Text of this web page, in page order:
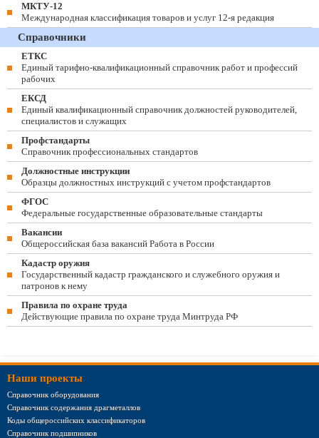
МКТУ-12
Международная классификация товаров и услуг 12-я редакция
Справочники
ЕТКС
Единый тарифно-квалификационный справочник работ и профессий
рабочих
ЕКСД
Единый квалификационный справочник должностей руководителей,
специалистов и служащих
Профстандарты
Справочник профессиональных стандартов
Должностные инструкции
Образцы должностных инструкций с учетом профстандартов
ФГОС
Федеральные государственные образовательные стандарты
Вакансии
Общероссийская база вакансий Работа в России
Кадастр оружия
Государственный кадастр гражданского и служебного оружия и
патронов к нему
Правила по охране труда
Действующие правила по охране труда Минтруда РФ
Наши проекты
Справочник оборудования
Справочник содержания драгметаллов
Коды общероссийских классификаторов
Справочник подшипников